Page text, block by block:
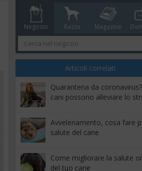
Negozio Razze Magazine
Articoli correlati
Quarantena da
cani possono alleviare lo
Avvelenamento, cosa fare
salute del cane
Come migliorare la salute
del tuo cane